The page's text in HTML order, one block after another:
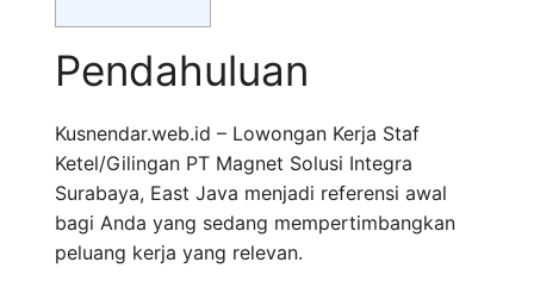
Pendahuluan
Kusnendar.web.id – Lowongan Kerja Staf
Ketel/Gilingan PT Magnet Solusi Integra
Surabaya, East Java menjadi referensi awal
bagi Anda yang sedang mempertimbangkan
peluang kerja yang relevan.